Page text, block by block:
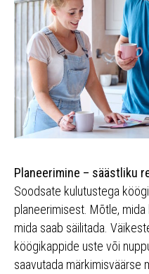
Planeerimine – säästliku
Soodsate kulutustega
planeerimisest. Mõtle,
mida saab säilitada.
köögikappide uste või
saavutada märkimisväärse